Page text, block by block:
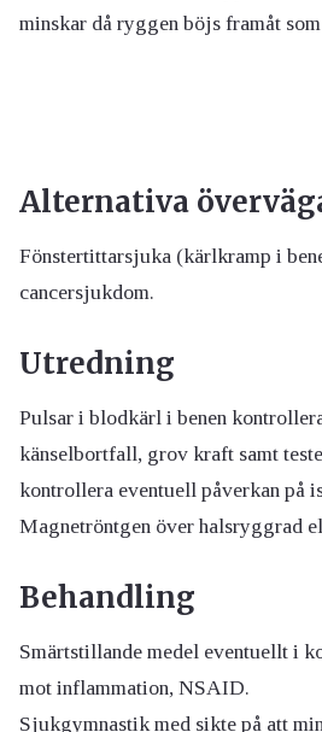
minskar då ryggen böjs framåt
Alternativa
Fönstertittarsjuka (kärlkramp i
cancersjukdom.
Utredning
Pulsar i blodkärl i benen
känselbortfall, grov kraft samt
kontrollera eventuell påverkan på
Magnetröntgen över halsryggrad
Behandling
Smärtstillande medel eventuellt i
mot inflammation, NSAID.
Sjukgymnastik med sikte på att